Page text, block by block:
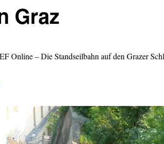
Graz
Online – Die Standseilbahn auf den Grazer